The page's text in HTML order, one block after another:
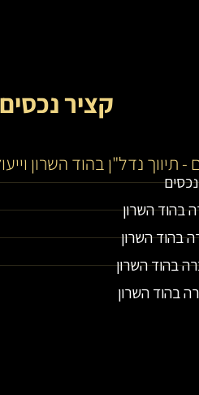
קציר
- תיווך נדל"ן בהוד השרון
בהוד השרון
בהוד השרון
בהוד השרון
בהוד השרון